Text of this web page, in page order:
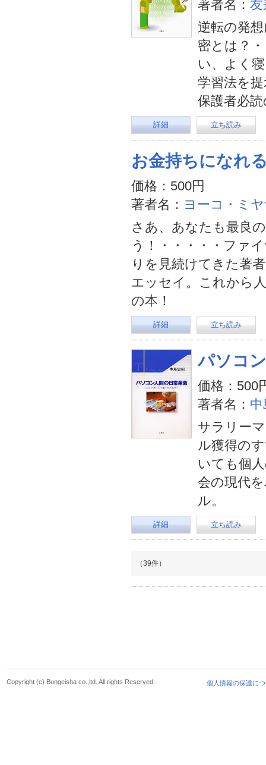
著者名： 友
逆転の発
密とは？
い、よく
学習法を
保護者必
詳細 立ち読み
お金持ちになれ
価格：500円
著者名： ヨーコ・ミ
さあ、あなたも最良
う！・・・・・ファ
りを見続けてきた著
エッセイ。これから
の本！
詳細 立ち読み
パソコ
価格：500
著者名：
サラリー
ル獲得の
いても個
会の現代
ル。
詳細 立ち読み
（39件）
個人情報の保護に
Copyright (c) Bungeisha co.,ltd. All rights Reserved.